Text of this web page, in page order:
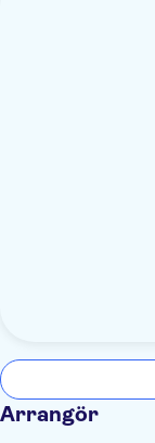
Arrangör